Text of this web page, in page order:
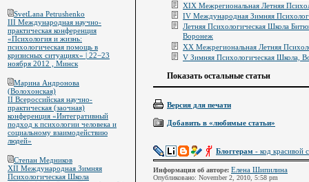
XIX Межрегиональная Летняя
IV Международная Зимняя
Летняя Психологическая Школа
Воронеж
ХХ Межрегиональная Летняя
V Зимняя Психологическая Школа,
Показать остальные статьи
Версия для печати
Добавить в «любимые статьи»
Блоггерам - код красивой
Информация об авторе: Елена Шипилина
Опубликовано: November 2, 2010, 5:58 pm
SvetLana Petrushenko
III Международная научно-
практическая конференция
«Психология и жизнь:
психологическая помощь в
кризисных ситуациях» | 22−23
ноября 2012 , Минск
Марина Андронова
(Волохонская)
II Всероссийская научно-
практическая (заочная)
конференция «Интегративный
подход к психологии человека и
социальному взаимодействию
людей»
Степан Медников
XII Международная Зимняя
Психологическая Школа